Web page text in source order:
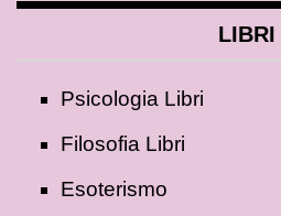
LIBRI
Psicologia Libri
Filosofia Libri
Esoterismo